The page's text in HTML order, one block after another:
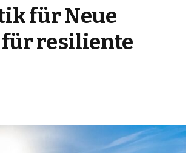
für Neue
für resiliente